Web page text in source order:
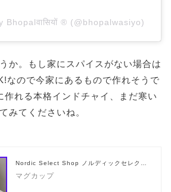
® (@bhopalwasiyo)
か。もし家にスパイスがない場合は
なので今家にあるもので作れそうで
作れる本格インドチャイ、まだ寒い
みてくださいね。
Nordic Select Shop ノルディックセレクト
ショップ
マグカップ